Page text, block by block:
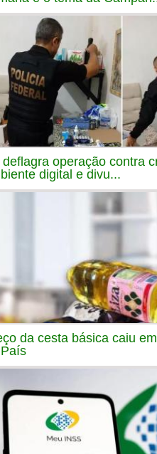
deflagra operação contra
digital e divu...
da cesta básica caiu